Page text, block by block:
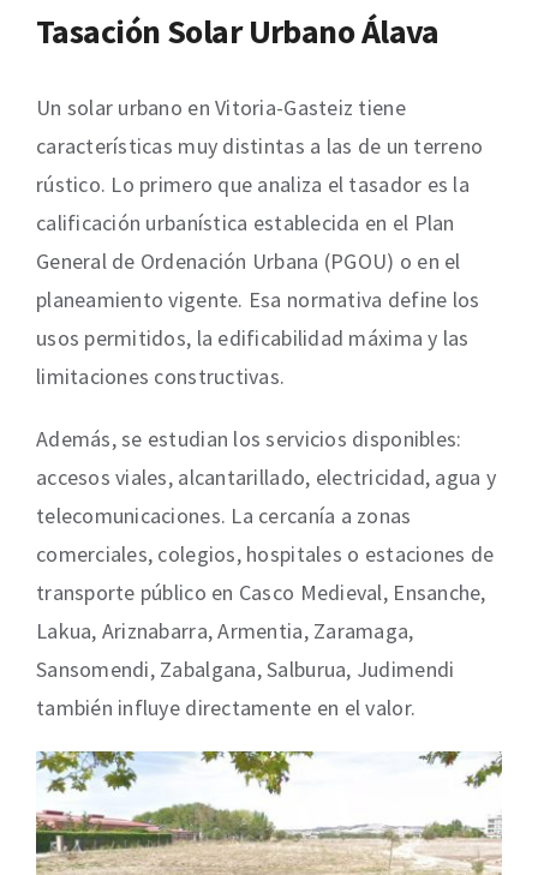
Tasación Solar Urbano Álava
Un solar urbano en Vitoria-Gasteiz tiene
características muy distintas a las de un terreno
rústico. Lo primero que analiza el tasador es la
calificación urbanística establecida en el Plan
General de Ordenación Urbana (PGOU) o en el
planeamiento vigente. Esa normativa define los
usos permitidos, la edificabilidad máxima y las
limitaciones constructivas.
Además, se estudian los servicios disponibles:
accesos viales, alcantarillado, electricidad, agua y
telecomunicaciones. La cercanía a zonas
comerciales, colegios, hospitales o estaciones de
transporte público en Casco Medieval, Ensanche,
Lakua, Ariznabarra, Armentia, Zaramaga,
Sansomendi, Zabalgana, Salburua, Judimendi
también influye directamente en el valor.